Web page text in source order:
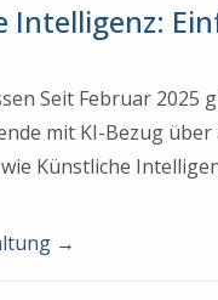
Intelligenz:
Seit Februar
mit KI-Bezug
Künstliche
→